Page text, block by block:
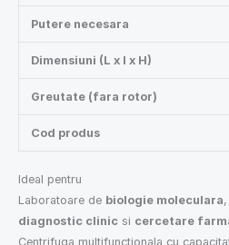
Putere necesara
Dimensiuni (L x l x H)
Greutate (fara rotor)
Cod produs
Ideal pentru
Laboratoare de biologie moleculara,
diagnostic clinic si cercetare
Centrifuga multifunctionala cu